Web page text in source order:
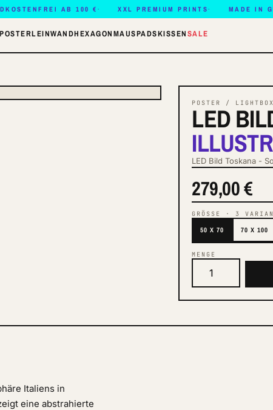
AB 100 € XXL PREMIUM PRINTS MADE IN
POSTERLEINWANDHEXAGONMAUSPADSKISSENSALE
POSTER /
LED
LED Bild Toskana -
279,00 €
GRÖSSE ·3
50 X 70 70 X 100
MENGE
Italiens in
eine abstrahierte